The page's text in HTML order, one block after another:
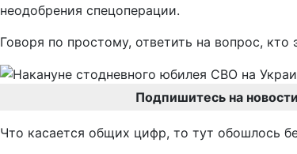
неодобрения спецоперации.
Говоря по простому, ответить на вопрос,
Подпишитесь на
Что касается общих цифр, то тут обошлось